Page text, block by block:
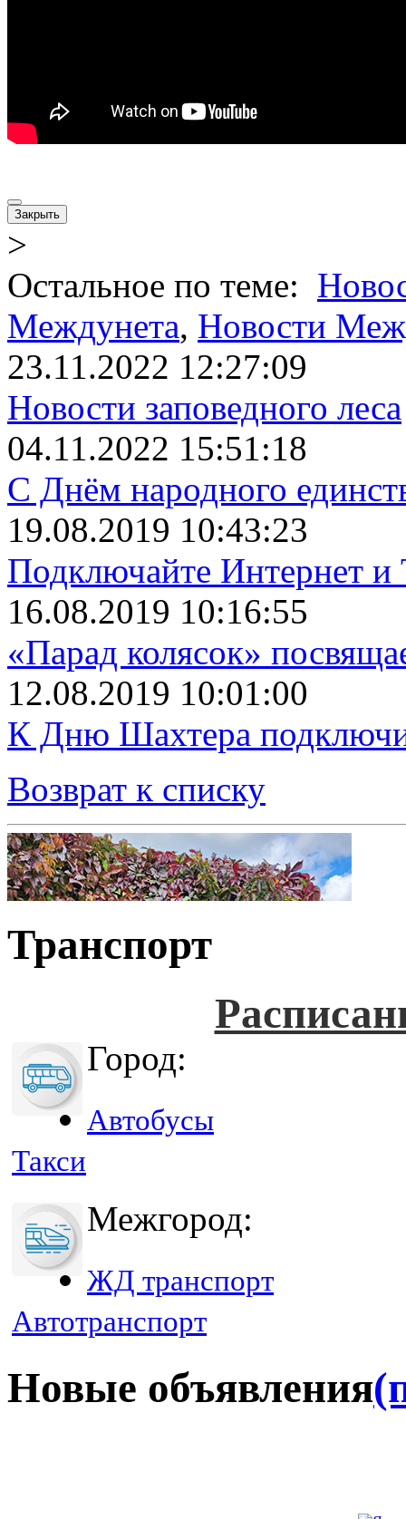
Закрыть
>
Остальное по теме:
Междунета, Новости
23.11.2022 12:27:09
Новости заповедного леса
04.11.2022 15:51:18
С Днём народного
19.08.2019 10:43:23
Подключайте Интернет и
16.08.2019 10:16:55
«Парад колясок»
12.08.2019 10:01:00
К Дню Шахтера
Возврат к списку
Транспорт
Город:
Автобусы
Такси
Межгород:
ЖД транспорт
Автотранспорт
Новые объявления